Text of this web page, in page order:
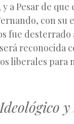
a Pesar de
con su
fue desterrado
reconocida
liberales